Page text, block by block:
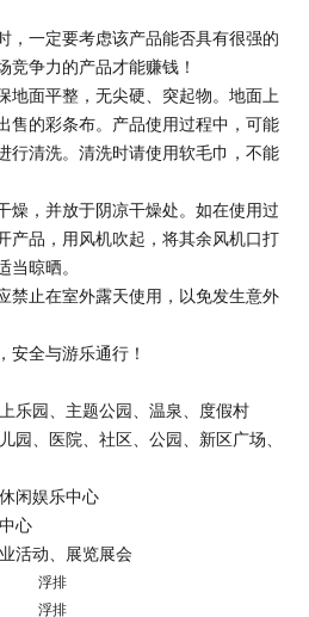
，一定要考虑该产品能否具有很强的
竞争力的产品才能赚钱！
地面平整，无尖硬、突起物。地面上
售的彩条布。产品使用过程中，可能
行清洗。清洗时请使用软毛巾，不能
燥，并放于阴凉干燥处。如在使用过
产品，用风机吹起，将其余风机口打
当晾晒。
禁止在室外露天使用，以免发生意外
安全与游乐通行！
乐园、主题公园、温泉、度假村
园、医院、社区、公园、新区广场、
闲娱乐中心
心
活动、展览展会